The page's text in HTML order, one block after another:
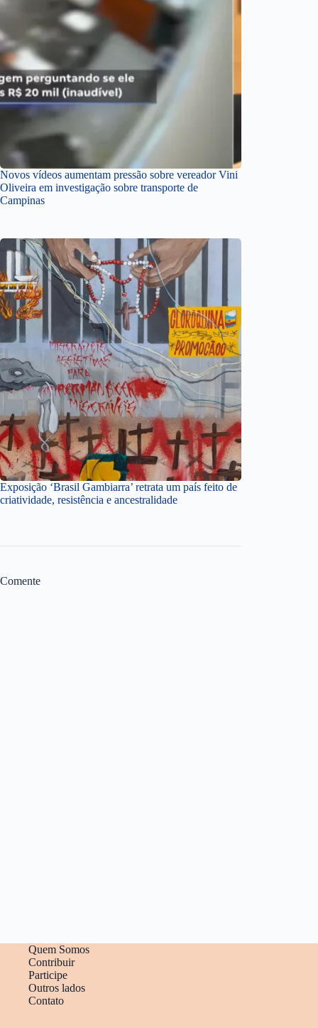
Novos vídeos aumentam pressão sobre vereador Vini
Oliveira em investigação sobre transporte de
Campinas
Exposição ‘Brasil Gambiarra’ retrata um país feito de
criatividade, resistência e ancestralidade
Comente
Quem Somos
Contribuir
Participe
Outros lados
Contato